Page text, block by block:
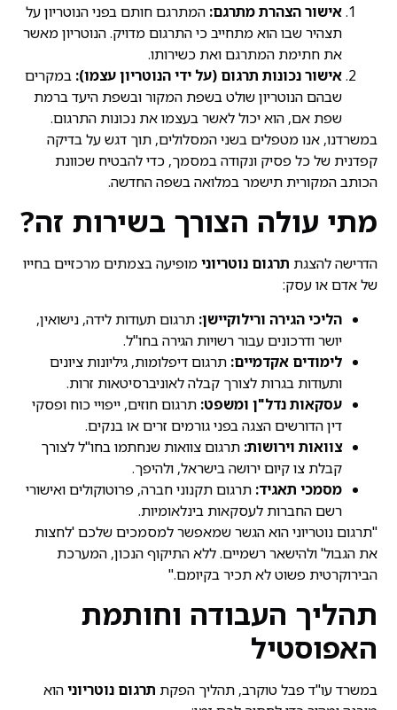
אישור הצהרת מתרגם: המתרגם חותם בפני הנוטריון על
תצהיר שבו הוא מתחייב כי התרגום מדויק. הנוטריון מאשר
את חתימת המתרגם ואת כשירותו.
אישור נכונות תרגום (על ידי הנוטריון עצמו): במקרים
שבהם הנוטריון שולט בשפת המקור ובשפת היעד ברמת
שפת אם, הוא יכול לאשר בעצמו את נכונות התרגום.
במשרדנו, אנו מטפלים בשני המסלולים, תוך דגש על בדיקה
קפדנית של כל פסיק ונקודה במסמך, כדי להבטיח שכוונת
הכותב המקורית תישמר במלואה בשפה החדשה.
מתי עולה הצורך בשירות זה?
הדרישה להצגת תרגום נוטריונימופיעה בצמתים מרכזיים בחייו
של אדם או עסק:
הליכי הגירה ורילוקיישן: תרגום תעודות לידה, נישואין,
יושר ודרכונים עבור רשויות הגירה בחו"ל.
לימודים אקדמיים: תרגום דיפלומות, גיליונות ציונים
ותעודות בגרות לצורך קבלה לאוניברסיטאות זרות.
עסקאות נדל"ן ומשפט: תרגום חוזים, ייפויי כוח ופסקי
דין הדורשים הצגה בפני גורמים זרים או בנקים.
צוואות וירושות: תרגום צוואות שנחתמו בחו"ל לצורך
קבלת צו קיום ירושה בישראל, ולהיפך.
מסמכי תאגיד: תרגום תקנוני חברה, פרוטוקולים ואישורי
רשם החברות לעסקאות בינלאומיות.
"תרגום נוטריוני הוא הגשר שמאפשר למסמכים שלכם 'לחצות
את הגבול' ולהישאר רשמיים. ללא התיקוף הנכון, המערכת
הבירוקרטית פשוט לא תכיר בקיומם."
תהליך העבודה וחותמת
האפוסטיל
במשרד עו"ד פבל טוקרב, תהליך הפקת תרגום נוטריוניהוא